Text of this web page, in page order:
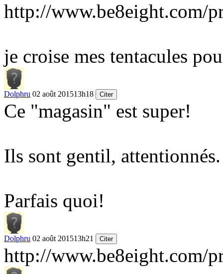
http://www.be8eight.com/
je croise mes tentacules
Dolphru 02 août 201513h18 Citer
Ce "magasin" est super!
Ils sont gentil, attentionnés.
Parfais quoi!
Dolphru 02 août 201513h21 Citer
http://www.be8eight.com/